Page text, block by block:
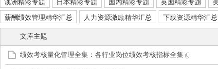
澳洲精彩专题 日本精彩专题 国内精彩专题 英国精彩专题
薪酬绩效管理精华汇总 人力资源激励精华汇总 下载资源精华汇总
文库主题
绩效考核量化管理全集：各行业岗位绩效考核指标全集